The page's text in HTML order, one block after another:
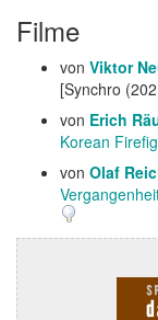
Filme
von Viktor
[Synchro
von Erich
Korean
von Olaf